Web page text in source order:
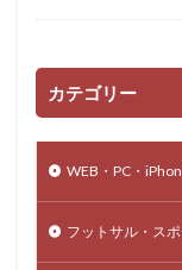
カテゴリー
WEB・PC・
フットサル・ス